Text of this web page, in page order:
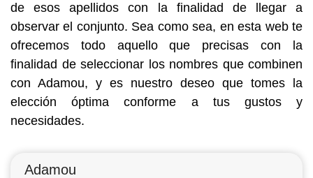
de esos apellidos con la finalidad de llegar a
observar el conjunto. Sea como sea, en esta web te
ofrecemos todo aquello que precisas con la
finalidad de seleccionar los nombres que combinen
con Adamou, y es nuestro deseo que tomes la
elección óptima conforme a tus gustos y
necesidades.
Adamou